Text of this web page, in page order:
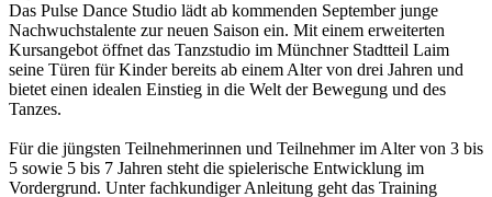
Das Pulse Dance Studio lädt ab kommenden September junge
Nachwuchstalente zur neuen Saison ein. Mit einem erweiterten
Kursangebot öffnet das Tanzstudio im Münchner Stadtteil Laim
seine Türen für Kinder bereits ab einem Alter von drei Jahren und
bietet einen idealen Einstieg in die Welt der Bewegung und des
Tanzes.
Für die jüngsten Teilnehmerinnen und Teilnehmer im Alter von 3 bis
5 sowie 5 bis 7 Jahren steht die spielerische Entwicklung im
Vordergrund. Unter fachkundiger Anleitung geht das Training